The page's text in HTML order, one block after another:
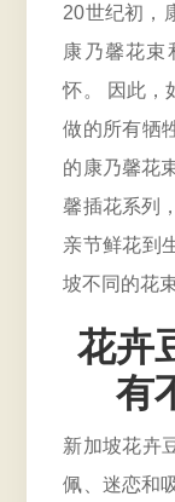
20世纪初，
康乃馨花束
怀。 因此，
做的所有牺
的康乃馨花
馨插花系列
亲节鲜花到
坡不同的花束
花卉
有
新加坡花卉
佩、迷恋和